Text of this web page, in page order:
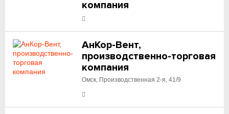
компания
АнКор-Вент,
производственно-торговая
компания
Омск, Производственная 2-я, 41/9